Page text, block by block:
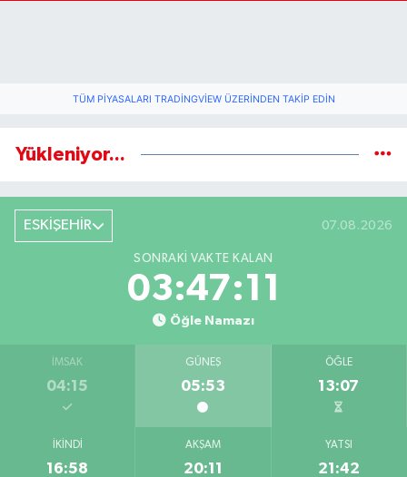
TÜM PIYASALARI TRADINGVIEW ÜZERINDEN TAKIP EDIN
Yükleniyor...
ESKİŞEHİR 07.08.2026
SONRAKI VAKTE KALAN
03:47:11
Öğle Namazı
İMSAK
04:15
GÜNEŞ
05:53
ÖĞLE
13:07
İKINDI
16:58
AKŞAM
20:11
YATSI
21:42